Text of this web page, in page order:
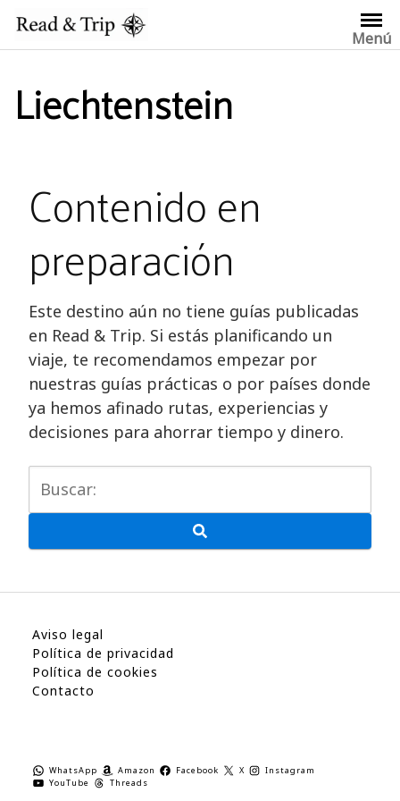
contenido
Menú
Liechtenstein
Contenido en
preparación
Este destino aún no tiene guías publicadas
en Read & Trip. Si estás planificando un
viaje, te recomendamos empezar por
nuestras guías prácticas o por países donde
ya hemos afinado rutas, experiencias y
decisiones para ahorrar tiempo y dinero.
Aviso legal
Política de privacidad
Política de cookies
Contacto
WhatsApp Amazon Facebook X
Instagram
YouTube
Threads